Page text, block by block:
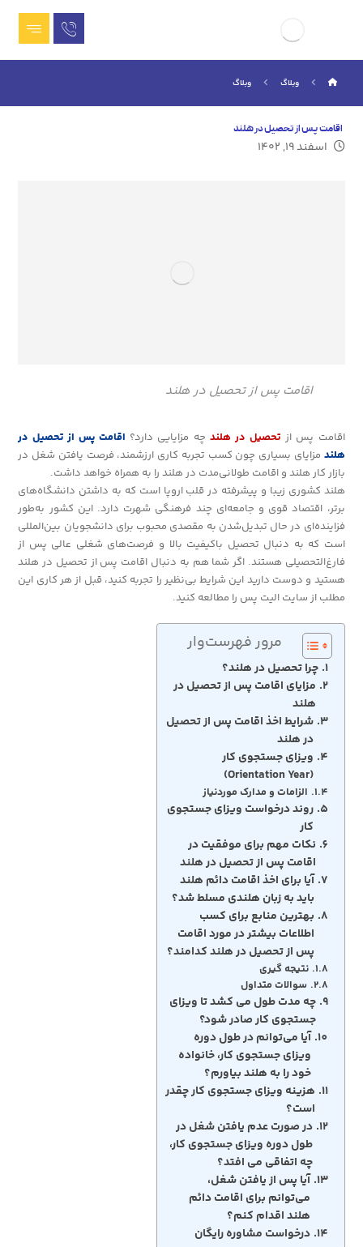
وبلاگ وبلاگ
اقامت پس از تحصیل در هلند
اسفند ۱۹, ۱۴۰۲
اقامت پس از تحصیل در هلند
اقامت پس از تحصیل در هلند چه مزایایی دارد؟ اقامت پس از تحصیل در
هلند مزایای بسیاری چون کسب تجربه کاری ارزشمند، فرصت یافتن شغل در
بازار کار هلند و اقامت طولانی‌مدت در هلند را به همراه خواهد داشت.
هلند کشوری زیبا و پیشرفته در قلب اروپا است که به داشتن دانشگاه‌های
برتر، اقتصاد قوی و جامعه‌ای چند فرهنگی شهرت دارد. این کشور به‌طور
فزاینده‌ای در حال تبدیل‌شدن به مقصدی محبوب برای دانشجویان بین‌المللی
است که به دنبال تحصیل باکیفیت بالا و فرصت‌های شغلی عالی پس از
فارغ‌التحصیلی هستند. اگر شما هم به دنبال اقامت پس از تحصیل در هلند
هستید و دوست دارید این شرایط بی‌نظیر را تجربه کنید، قبل از هر کاری این
مطلب از سایت الیت پس را مطالعه کنید.
مرور فهرست‌وار
چرا تحصیل در هلند؟
مزایای اقامت پس از تحصیل در
هلند
شرایط اخذ اقامت پس از تحصیل
در هلند
ویزای جستجوی کار
(Orientation Year)
الزامات و مدارک موردنیاز
روند درخواست ویزای جستجوی
کار
نکات مهم برای موفقیت در
اقامت پس از تحصیل در هلند
آیا برای اخذ اقامت دائم هلند
باید به زبان هلندی مسلط شد؟
بهترین منابع برای کسب
اطلاعات بیشتر در مورد اقامت
پس از تحصیل در هلند کدامند؟
نتیجه گیری
سوالات متداول
چه مدت طول می کشد تا ویزای
جستجوی کار صادر شود؟
آیا می‌توانم در طول دوره
ویزای جستجوی کار، خانواده
خود را به هلند بیاورم؟
هزینه ویزای جستجوی کار چقدر
است؟
در صورت عدم یافتن شغل در
طول دوره ویزای جستجوی کار،
چه اتفاقی می افتد؟
آیا پس از یافتن شغل،
می‌توانم برای اقامت دائم
هلند اقدام کنم؟
درخواست مشاوره رایگان